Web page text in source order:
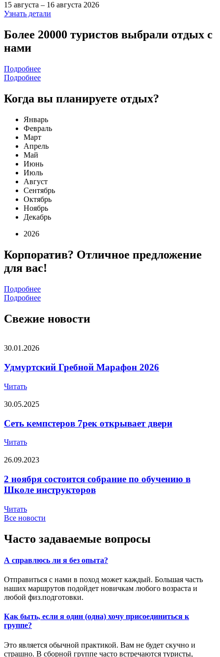
15 августа – 16 августа 2026
Узнать детали
Более 20000 туристов выбрали отдых с
нами
Подробнее
Подробнее
Когда вы планируете отдых?
Январь
Февраль
Март
Апрель
Май
Июнь
Июль
Август
Сентябрь
Октябрь
Ноябрь
Декабрь
2026
Корпоратив? Отличное предложение
для вас!
Подробнее
Подробнее
Свежие новости
30.01.2026
Удмуртский Гребной Марафон 2026
Читать
30.05.2025
Сеть кемпстеров 7рек открывает двери
Читать
26.09.2023
2 ноября состоится собрание по обучению в
Школе инструкторов
Читать
Все новости
Часто задаваемые вопросы
А справлюсь ли я без опыта?
Отправиться с нами в поход может каждый. Большая часть
наших маршрутов подойдет новичкам любого возраста и
любой физ.подготовки.
Как быть, если я один (одна) хочу присоединиться к
группе?
Это является обычной практикой. Вам не будет скучно и
страшно. В сборной группе часто встречаются туристы,